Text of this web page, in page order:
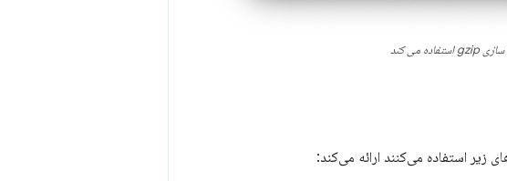
استفاده می‌کنند ارائه می‌کند: